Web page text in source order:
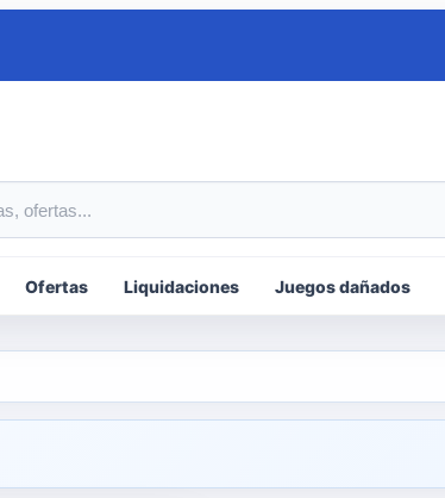
Ofertas Liquidaciones Juegos dañados